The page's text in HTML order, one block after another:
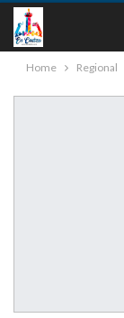
Home Regional